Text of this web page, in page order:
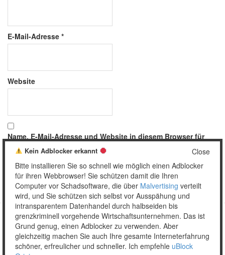
E-Mail-Adresse *
Website
Name, E-Mail-Adresse und Website in diesem Browser für
meinen nächsten Kommentar speichern.
Copyright © 2026 Unser täglich Spam.
MobileWordPress Theme by themehall.com
Close
Kein Adblocker erkannt
Bitte installieren Sie so schnell wie möglich einen Adblocker
für ihren Webbrowser! Sie schützen damit die Ihren
Computer vor Schadsoftware, die über Malvertising verteilt
wird, und Sie schützen sich selbst vor Ausspähung und
intransparentem Datenhandel durch halbseiden bis
grenzkriminell vorgehende Wirtschaftsunternehmen. Das ist
Grund genug, einen Adblocker zu verwenden. Aber
gleichzeitig machen Sie auch Ihre gesamte Interneterfahrung
schöner, erfreulicher und schneller. Ich empfehle uBlock